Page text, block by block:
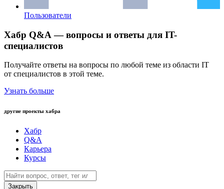
Пользователи
Хабр Q&A — вопросы и ответы для IT-
специалистов
Получайте ответы на вопросы по любой теме из области IT
от специалистов в этой теме.
Узнать больше
другие проекты хабра
Хабр
Q&A
Карьера
Курсы
Закрыть